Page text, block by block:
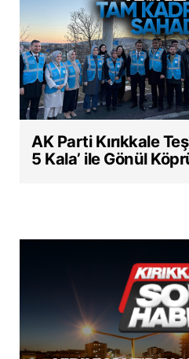
AK Parti Kırıkkale
5 Kala’ ile Gönül